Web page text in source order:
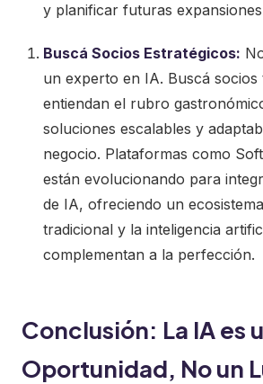
y planificar futuras
Buscá Socios Estratégicos:
un experto en IA. Buscá socios
entiendan el rubro
soluciones escalables y
negocio. Plataformas como
están evolucionando para
de IA, ofreciendo un
tradicional y la inteligencia
complementan a la perfección.
Conclusión: La IA es
Oportunidad, No un